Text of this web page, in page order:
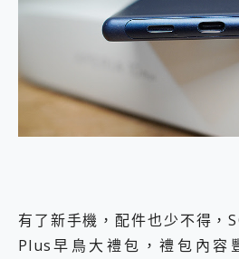
有了新手機，配件也少不得
Plus早鳥大禮包，禮包內容